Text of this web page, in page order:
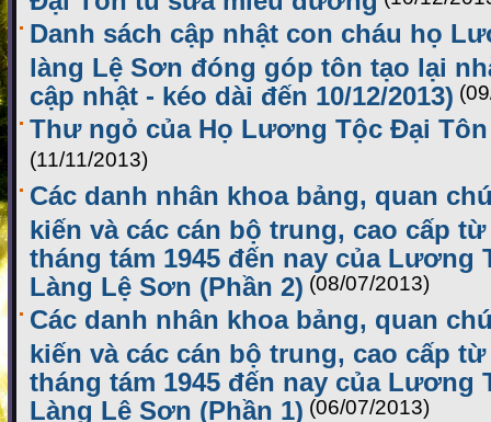
Danh sách cập nhật con cháu họ
làng Lệ Sơn đóng góp tôn tạo lại
cập nhật - kéo dài đến 10/12/2013)
Thư ngỏ của Họ Lương Tộc Đại
(11/11/2013)
Các danh nhân khoa bảng, quan
kiến và các cán bộ trung, cao cấp
tháng tám 1945 đến nay của Lương
Làng Lệ Sơn (Phần 2) (08/07/2013)
Các danh nhân khoa bảng, quan
kiến và các cán bộ trung, cao cấp
tháng tám 1945 đến nay của Lương
Làng Lệ Sơn (Phần 1) (06/07/2013)